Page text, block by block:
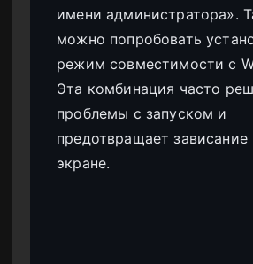
имени администратора».
можно попробовать
режим совместимости с
Эта комбинация часто
проблемы с запуском и
предотвращает
экране.